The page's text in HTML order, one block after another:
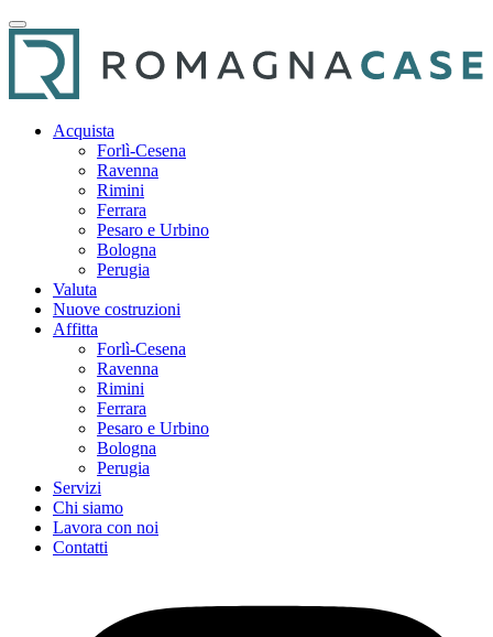
Acquista
Forlì-Cesena
Ravenna
Rimini
Ferrara
Pesaro e Urbino
Bologna
Perugia
Valuta
Nuove costruzioni
Affitta
Forlì-Cesena
Ravenna
Rimini
Ferrara
Pesaro e Urbino
Bologna
Perugia
Servizi
Chi siamo
Lavora con noi
Contatti